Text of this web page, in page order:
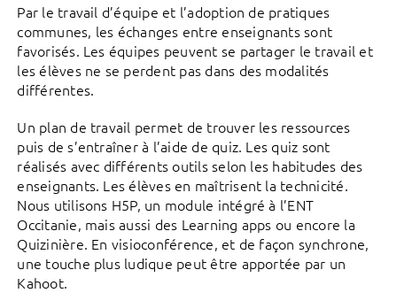
Par le travail d’équipe et l’adoption de pratiques
communes, les échanges entre enseignants sont
favorisés. Les équipes peuvent se partager le travail et
les élèves ne se perdent pas dans des modalités
différentes.
Un plan de travail permet de trouver les ressources
puis de s’entraîner à l’aide de quiz. Les quiz sont
réalisés avec différents outils selon les habitudes des
enseignants. Les élèves en maîtrisent la technicité.
Nous utilisons H5P, un module intégré à l’ENT
Occitanie, mais aussi des Learning apps ou encore la
Quizinière. En visioconférence, et de façon synchrone,
une touche plus ludique peut être apportée par un
Kahoot.